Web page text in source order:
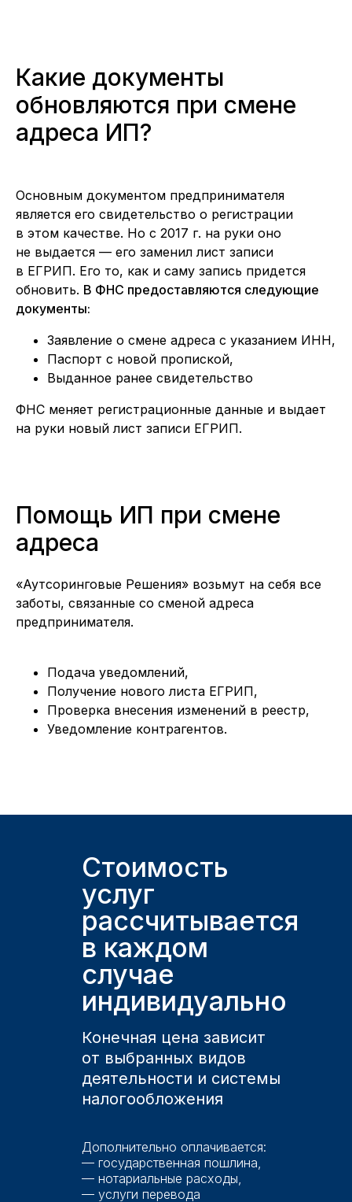
Какие документы
обновляются при смене
адреса ИП?
Основным документом предпринимателя
является его свидетельство о регистрации
в этом качестве. Но с 2017 г. на руки оно
не выдается — его заменил лист записи
в ЕГРИП. Его то, как и саму запись придется
обновить. В ФНС предоставляются следующие
документы:
Заявление о смене адреса с указанием ИНН,
Паспорт с новой пропиской,
Выданное ранее свидетельство
ФНС меняет регистрационные данные и выдает
на руки новый лист записи ЕГРИП.
Помощь ИП при смене
адреса
«Аутсоринговые Решения» возьмут на себя все
заботы, связанные со сменой адреса
предпринимателя.
Подача уведомлений,
Получение нового листа ЕГРИП,
Проверка внесения изменений в реестр,
Уведомление контрагентов.
Стоимость
услуг
рассчитывается
в каждом
случае
индивидуально
Конечная цена зависит
от выбранных видов
деятельности и системы
налогообложения
Дополнительно оплачивается:
— государственная пошлина,
— нотариальные расходы,
— услуги перевода